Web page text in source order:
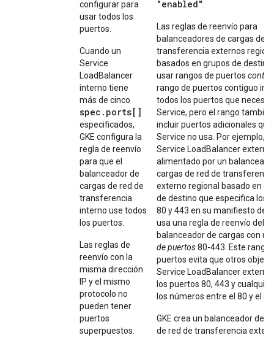
configurar para
usar todos los
puertos.
Cuando un
Service
LoadBalancer
interno tiene
más de cinco
spec.ports[]
especificados,
GKE configura la
regla de reenvío
para que el
balanceador de
cargas de red de
transferencia
interno use todos
los puertos.
Las reglas de
reenvío con la
misma dirección
IP y el mismo
protocolo no
pueden tener
puertos
superpuestos.
"enabled"
Las reglas de reenvío para
balanceadores de cargas de
transferencia externos
basados en grupos de
usar rangos de puertos
rango de puertos contiguo
todos los puertos que
Service, pero el rango
incluir puertos adicionales que
Service no usa. Por ejemplo,
Service LoadBalancer externo
alimentado por un
cargas de red de
externo regional basado en
de destino que especifica los
80 y 443 en su manifiesto de
usa una regla de reenvío del
balanceador de cargas con un
de puertos80-443. Este rango
puertos evita que otros
Service LoadBalancer
los puertos 80, 443 y
los números entre el 80 y el
GKE crea un balanceador de
de red de transferencia